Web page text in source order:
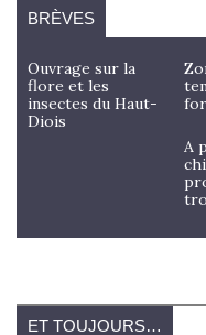
BRÈVES
Ouvrage sur la
flore et les
insectes du Haut-
Diois
A
ET TOUJOURS…